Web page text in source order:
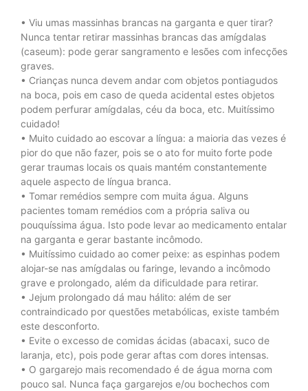
• Viu umas massinhas brancas na garganta e quer tirar?
Nunca tentar retirar massinhas brancas das amígdalas
(caseum): pode gerar sangramento e lesões com infecções
graves.
• Crianças nunca devem andar com objetos pontiagudos
na boca, pois em caso de queda acidental estes objetos
podem perfurar amígdalas, céu da boca, etc. Muitíssimo
cuidado!
• Muito cuidado ao escovar a língua: a maioria das vezes é
pior do que não fazer, pois se o ato for muito forte pode
gerar traumas locais os quais mantém constantemente
aquele aspecto de língua branca.
• Tomar remédios sempre com muita água. Alguns
pacientes tomam remédios com a própria saliva ou
pouquíssima água. Isto pode levar ao medicamento entalar
na garganta e gerar bastante incômodo.
• Muitíssimo cuidado ao comer peixe: as espinhas podem
alojar-se nas amígdalas ou faringe, levando a incômodo
grave e prolongado, além da dificuldade para retirar.
• Jejum prolongado dá mau hálito: além de ser
contraindicado por questões metabólicas, existe também
este desconforto.
• Evite o excesso de comidas ácidas (abacaxi, suco de
laranja, etc), pois pode gerar aftas com dores intensas.
• O gargarejo mais recomendado é de água morna com
pouco sal. Nunca faça gargarejos e/ou bochechos com